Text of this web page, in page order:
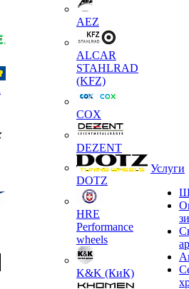
AEZ
ALCAR
STAHLRAD
(KFZ)
COX
DEZENT
DOTZ
HRE
Performance
wheels
K&K (КиК)
Услуги